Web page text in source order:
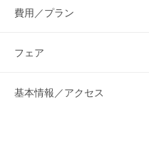
費用／プラン
フェア
基本情報／アクセス